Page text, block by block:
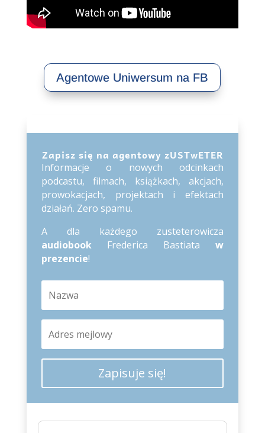
Agentowe Uniwersum na FB
Zapisz się na agentowy zUSTwETER
Informacje o nowych odcinkach
podcastu, filmach, książkach, akcjach,
prowokacjach, projektach i efektach
działań. Zero spamu.
A dla każdego zusteterowicza
audiobookFrederica Bastiataw
prezencie!
Zapisuje się!